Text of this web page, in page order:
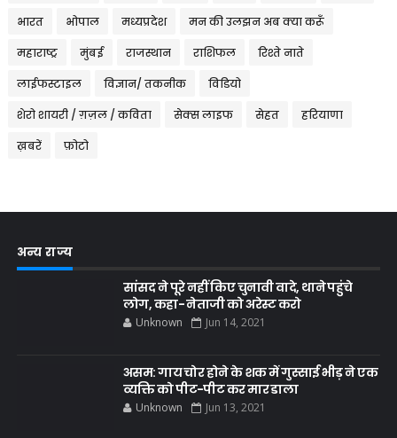
भारत भोपाल मध्यप्रदेश मन की उलझन अब क्या करूँ
महाराष्ट्र मुंबई राजस्थान राशिफल रिश्ते नाते
लाईफस्टाइल विज्ञान/ तकनीक विडियो
शेरो शायरी / ग़ज़ल / कविता सेक्स लाइफ सेहत हरियाणा
ख़बरें फ़ोटो
अन्य राज्य
सांसद ने पूरे नहीं किए चुनावी वादे, थाने पहुंचे
लोग, कहा- नेताजी को अरेस्ट करो
Unknown Jun 14, 2021
असम: गाय चोर होने के शक में गुस्साई भीड़ ने एक
व्यक्ति को पीट-पीट कर मार डाला
Unknown Jun 13, 2021